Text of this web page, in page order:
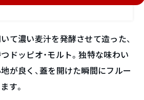
て濃い麦汁を発酵させて造った、
ドッピオ・モルト。独特な味わい
が良く、蓋を開けた瞬間にフルー
す。